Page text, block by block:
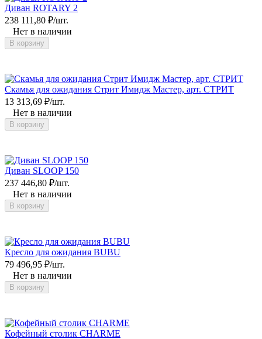
Диван ROTARY 2
238 111,80 ₽/шт.
Нет в наличии
В корзину
Скамья для ожидания Стрит Имидж Мастер, арт. СТРИТ
13 313,69 ₽/шт.
Нет в наличии
В корзину
Диван SLOOP 150
237 446,80 ₽/шт.
Нет в наличии
В корзину
Кресло для ожидания BUBU
79 496,95 ₽/шт.
Нет в наличии
В корзину
Кофейный столик CHARME